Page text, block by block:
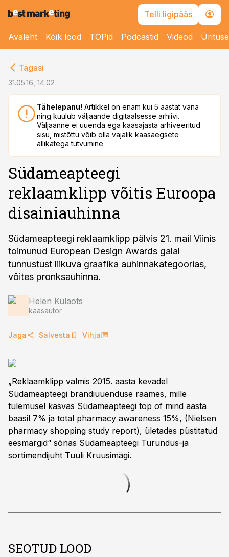
Telli ligipääs
Avaleht Kõik lood TOPid Podcastid Videod
Tagasi
31.05.16, 14:02
Tähelepanu! Artikkel on enam kui 5 aastat vana
ning kuulub väljaande digitaalsesse arhiivi.
Väljaanne ei uuenda ega kaasajasta arhiveeritud
sisu, mistõttu võib olla vajalik kaasaegsete
allikatega tutvumine
Südameapteegi
reklaamklipp võitis Euroopa
disainiauhinna
Südameapteegi reklaamklipp pälvis 21. mail Viinis
toimunud European Design Awards galal
tunnustust liikuva graafika auhinnakategoorias,
Helen Külaots
kaasautor
Jaga Salvesta Vihja
„Reklaamklipp valmis 2015. aasta kevadel
Südameapteegi brändiuuenduse raames, mille
tulemusel kasvas Südameapteegi top of mind aasta
baasil 7% ja total pharmacy awareness 15%, (Nielsen
pharmacy shopping study report), ületades püstitatud
eesmärgid“ sõnas Südameapteegi Turundus-ja
sortimendijuht Tuuli Kruusimägi.
SEOTUD LOOD